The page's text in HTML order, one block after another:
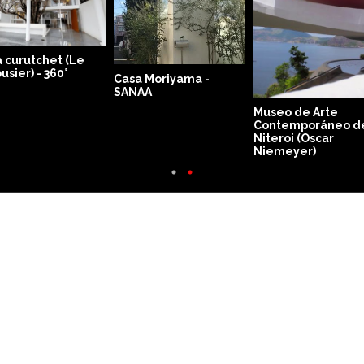
París y el Plan
(Le Corbusier)